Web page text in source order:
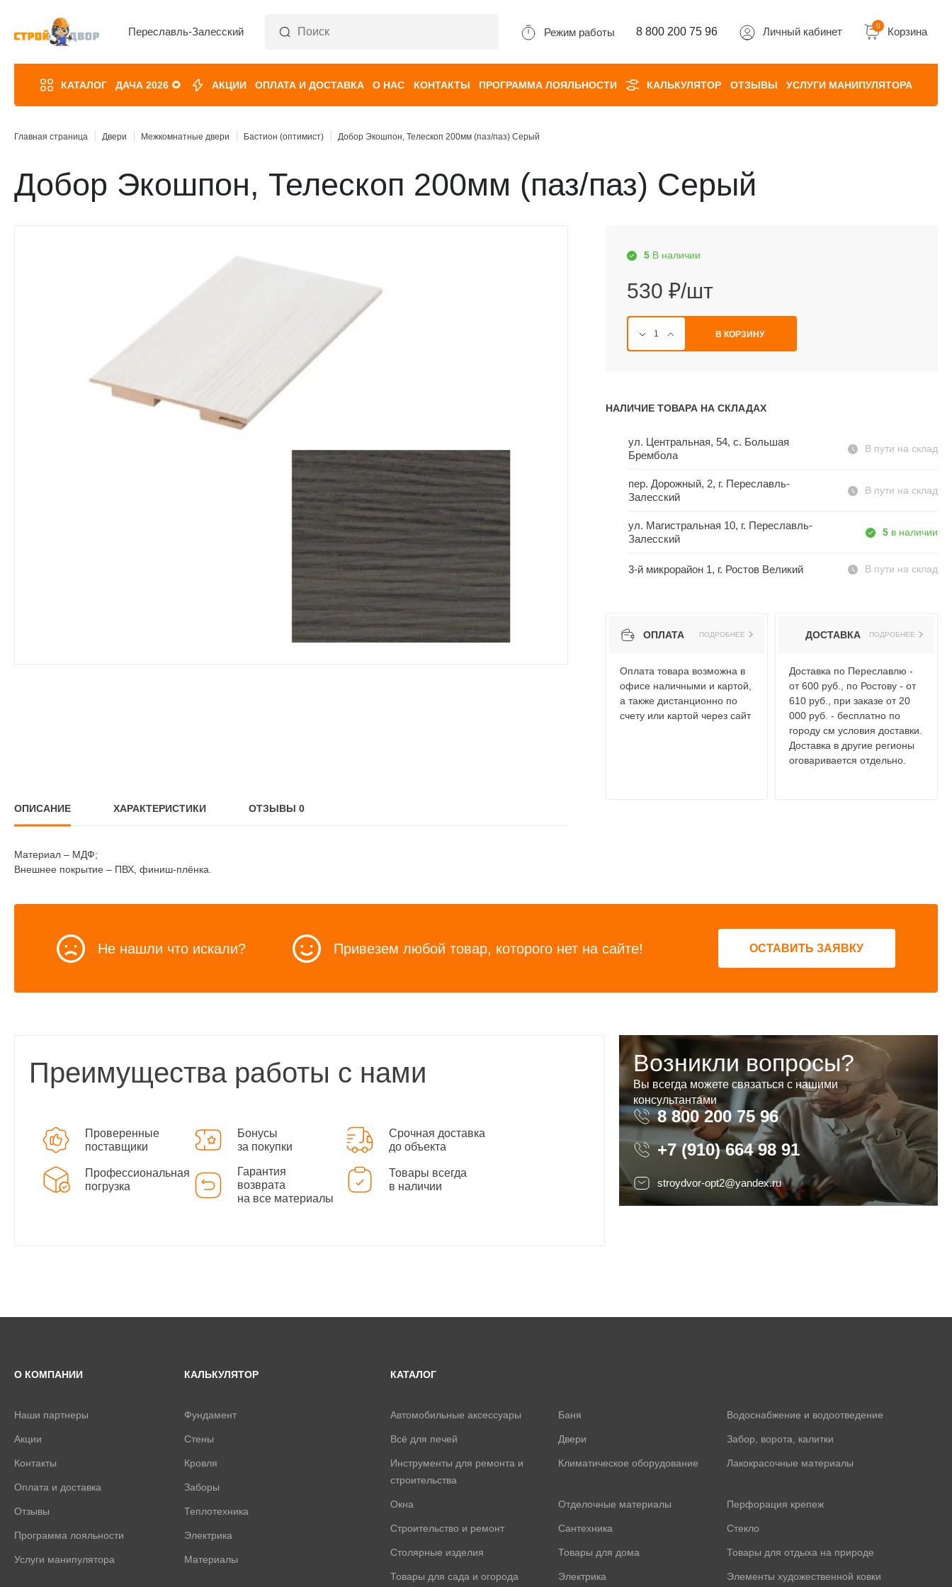
Переславль-Залесский Режим работы 8 800 200 75 96 Личный кабинет 0 Корзина
КАТАЛОГ ДАЧА 2026 🌻 АКЦИИ ОПЛАТА И ДОСТАВКА О НАС КОНТАКТЫ ПРОГРАММА ЛОЯЛЬНОСТИ КАЛЬКУЛЯТОР ОТЗЫВЫ УСЛУГИ МАНИПУЛЯТОРА
Главная страница Двери Межкомнатные двери Бастион (оптимист) Добор Экошпон, Телескоп 200мм (паз/паз) Серый
Добор Экошпон, Телескоп 200мм (паз/паз) Серый
5 В наличии
530 ₽/шт
В КОРЗИНУ
НАЛИЧИЕ ТОВАРА НА СКЛАДАХ
ул. Центральная, 54, c. Большая
Брембола
В пути на склад
пер. Дорожный, 2, г. Переславль-
Залесский
В пути на склад
ул. Магистральная 10, г. Переславль-
Залесский
5 в наличии
3-й микрорайон 1, г. Ростов Великий В пути на склад
ОПЛАТА ПОДРОБНЕЕ
Оплата товара возможна в
офисе наличными и картой,
а также дистанционно по
счету или картой через сайт
ДОСТАВКА ПОДРОБНЕЕ
Доставка по Переславлю -
от 600 руб., по Ростову - от
610 руб., при заказе от 20
000 руб. - бесплатно по
городу см условия доставки.
Доставка в другие регионы
оговаривается отдельно.
ОПИСАНИЕ ХАРАКТЕРИСТИКИ ОТЗЫВЫ 0
Материал – МДФ;
Внешнее покрытие – ПВХ, финиш-плёнка.
Не нашли что искали? Привезем любой товар, которого нет на сайте! ОСТАВИТЬ ЗАЯВКУ
Преимущества работы с нами
Проверенные
поставщики
Бонусы
за покупки
Срочная доставка
до объекта
Профессиональная
погрузка
Гарантия
возврата
на все материалы
Товары всегда
в наличии
Возникли вопросы?
Вы всегда можете связаться с нашими
консультантами
8 800 200 75 96 8 800 200 75 96
+7 (910) 664 98 91
stroydvor-opt2@yandex.ru
О КОМПАНИИ
Наши партнеры
Акции
Контакты
Оплата и доставка
Отзывы
Программа лояльности
Услуги манипулятора
КАЛЬКУЛЯТОР
Фундамент
Стены
Кровля
Заборы
Теплотехника
Электрика
Материалы
КАТАЛОГ
Автомобильные аксессуары Баня Водоснабжение и водоотведение
Всё для печей Двери Забор, ворота, калитки
Инструменты для ремонта и
строительства
Климатическое оборудование Лакокрасочные материалы
Окна Отделочные материалы Перфорация крепеж
Строительство и ремонт Сантехника Стекло
Столярные изделия Товары для дома Товары для отдыха на природе
Товары для сада и огорода Электрика Элементы художественной ковки